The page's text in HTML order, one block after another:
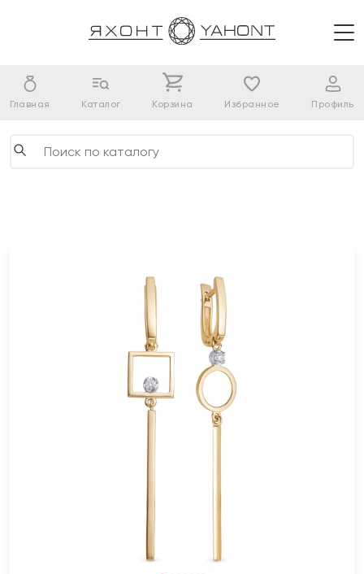
Главная Каталог Корзина Избранное Профиль